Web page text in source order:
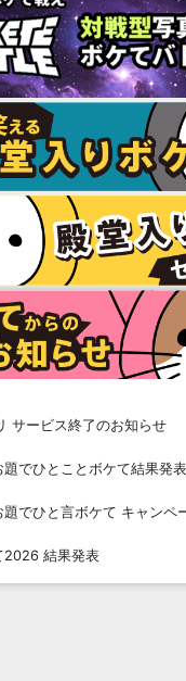
サービス終了のお知らせ
題でひとことボケて結果発表
題でひと言ボケて キャンペ
2026 結果発表